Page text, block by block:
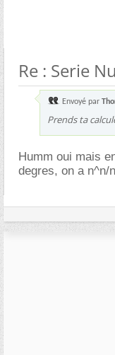
Re : Serie
Envoyé par
Prends ta
Humm oui mais
degres, on a n^n/